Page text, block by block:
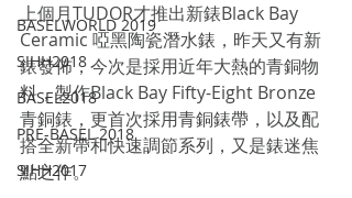
BASELWORLD 2019
SIHH2018
BASEL2018
PRE-BASEL 2018
SIHH2017
上個月TUDOR才推出新錶Black Bay
Ceramic 啞黑陶瓷潛水錶，昨天又有新
錶發佈，今次是採用近年大熱的青銅物
料，製作Black Bay Fifty-Eight Bronze
青銅錶，更首次採用青銅錶帶，以及配
搭全新帶和快速調節系列，又是錶迷焦
點之作。